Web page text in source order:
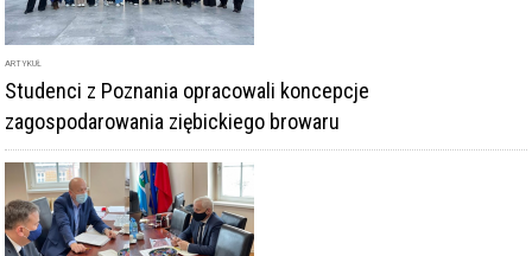
ARTYKUŁ
Studenci z Poznania opracowali koncepcje
zagospodarowania ziębickiego browaru